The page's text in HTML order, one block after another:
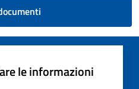
le informazioni